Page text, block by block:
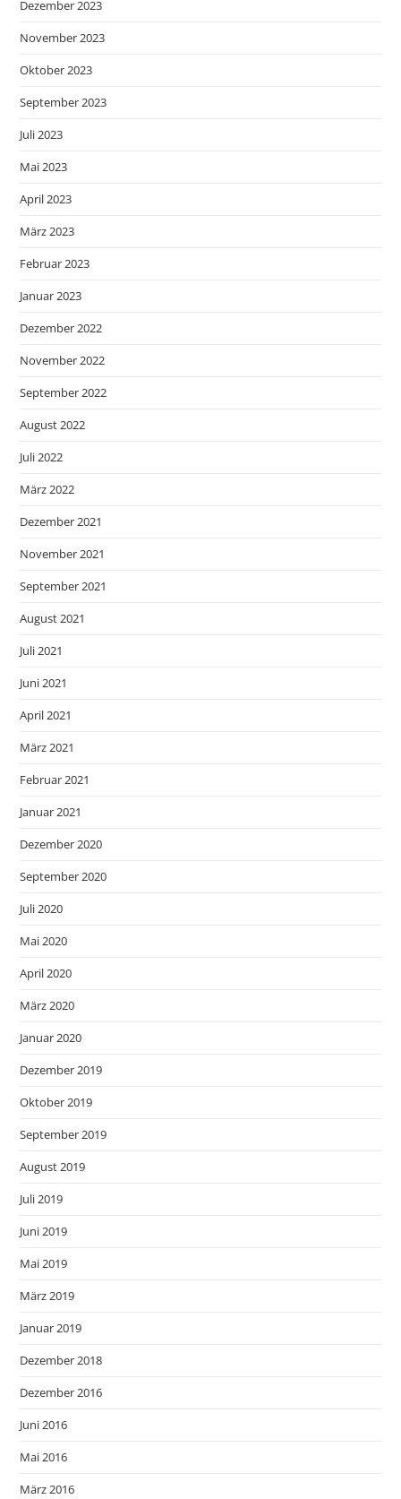
Dezember 2023
November 2023
Oktober 2023
September 2023
Juli 2023
Mai 2023
April 2023
März 2023
Februar 2023
Januar 2023
Dezember 2022
November 2022
September 2022
August 2022
Juli 2022
März 2022
Dezember 2021
November 2021
September 2021
August 2021
Juli 2021
Juni 2021
April 2021
März 2021
Februar 2021
Januar 2021
Dezember 2020
September 2020
Juli 2020
Mai 2020
April 2020
März 2020
Januar 2020
Dezember 2019
Oktober 2019
September 2019
August 2019
Juli 2019
Juni 2019
Mai 2019
März 2019
Januar 2019
Dezember 2018
Dezember 2016
Juni 2016
Mai 2016
März 2016